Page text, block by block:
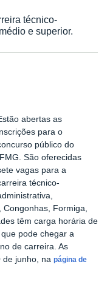
técnico-
e superior.
abertas as
para o
público do
IFMG. São oferecidas
vagas para a
técnico-
Formiga,
têm carga horária de
pode chegar a
de carreira. As
de junho, na página de